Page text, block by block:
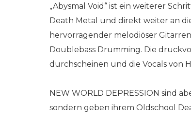
„Abysmal Void“ ist ein weiterer
Death Metal und direkt weiter an
hervorragender melodiöser
Doublebass Drumming. Die
durchscheinen und die Vocals von
NEW WORLD DEPRESSION sind
sondern geben ihrem Oldschool